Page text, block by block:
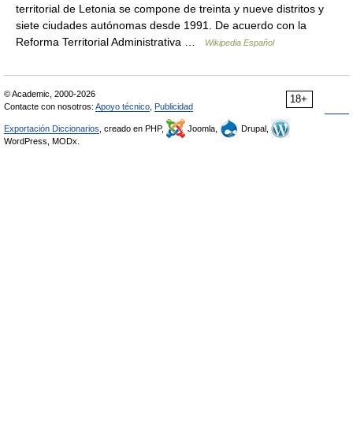
territorial de Letonia se compone de treinta y nueve distritos y
siete ciudades autónomas desde 1991. De acuerdo con la
Reforma Territorial Administrativa …
Wikipedia Español
18+
© Academic, 2000-2026
Contacte con nosotros: Apoyo técnico Publicidad
Exportación Diccionarios , creado en PHP, Joomla,
Drupal,
WordPress, MODx.